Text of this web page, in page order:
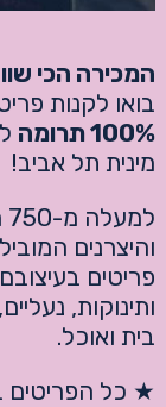
המכירה הכי
בואו לקנות
100% תרומה
מינית תל אביב!
והיצרנים
פריטים
ותינוקות,
בית ואוכל.
★ כל הפריטים בעלות